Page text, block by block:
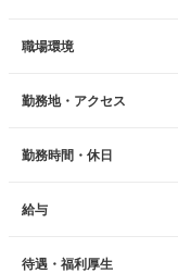
職場環境
勤務地・アクセス
勤務時間・休日
給与
待遇・福利厚生